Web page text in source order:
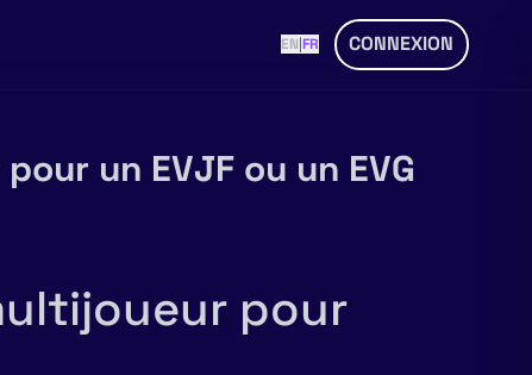
EN|FR CONNEXION
un EVJF ou un EVG
pour